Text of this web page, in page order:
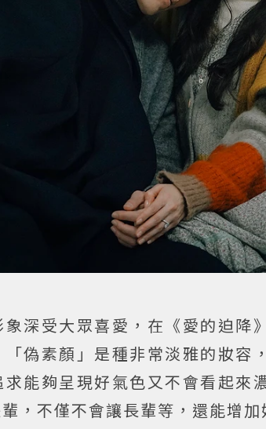
深受大眾喜愛，在《愛的迫降
偽素顏」是種非常淡雅的妝容
能夠呈現好氣色又不會看起來
，不僅不會讓長輩等，還能增加